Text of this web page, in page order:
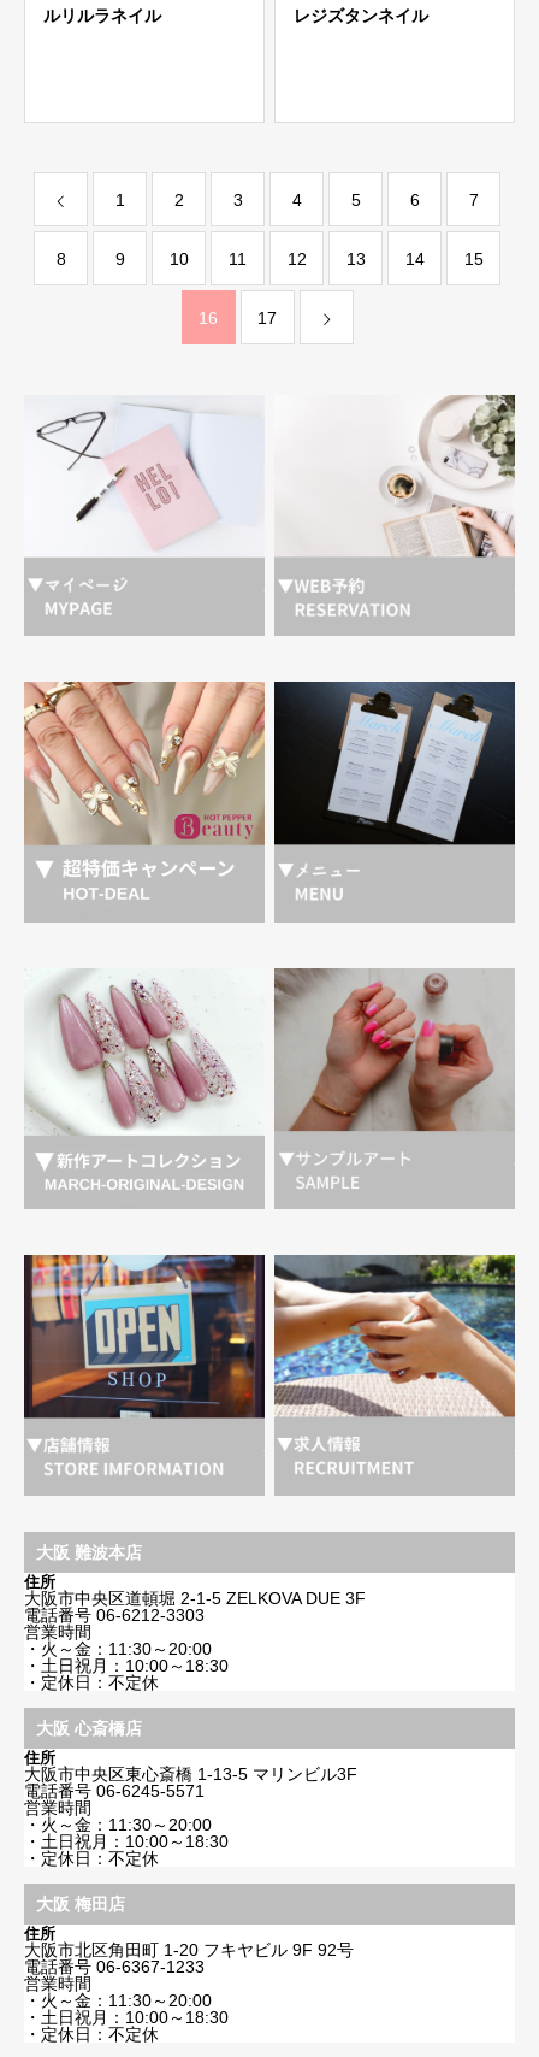
ルリルラネイル レジズタンネイル
1 2 3 4 5 6 7
8 9 10 11 12 13 14 15
16 17
大阪 難波本店
住所
大阪市中央区道頓堀 2-1-5 ZELKOVA DUE 3F
電話番号 06-6212-3303
営業時間
・火～金：11:30～20:00
・土日祝月：10:00～18:30
・定休日：不定休
大阪 心斎橋店
住所
大阪市中央区東心斎橋 1-13-5 マリンビル3F
電話番号 06-6245-5571
営業時間
・火～金：11:30～20:00
・土日祝月：10:00～18:30
・定休日：不定休
大阪 梅田店
住所
大阪市北区角田町 1-20 フキヤビル 9F 92号
電話番号 06-6367-1233
営業時間
・火～金：11:30～20:00
・土日祝月：10:00～18:30
・定休日：不定休